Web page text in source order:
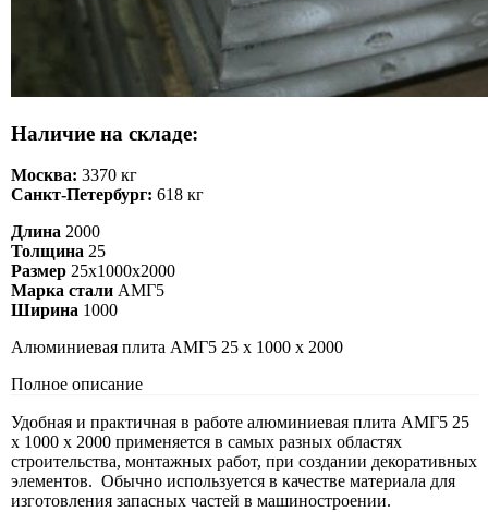
Наличие на складе:
Москва: 3370 кг
Санкт-Петербург: 618 кг
Длина 2000
Толщина 25
Размер 25х1000х2000
Марка стали АМГ5
Ширина 1000
Алюминиевая плита АМГ5 25 х 1000 х 2000
Полное описание
Удобная и практичная в работе алюминиевая плита АМГ5 25
х 1000 х 2000 применяется в самых разных областях
строительства, монтажных работ, при создании декоративных
элементов. Обычно используется в качестве материала для
изготовления запасных частей в машиностроении.